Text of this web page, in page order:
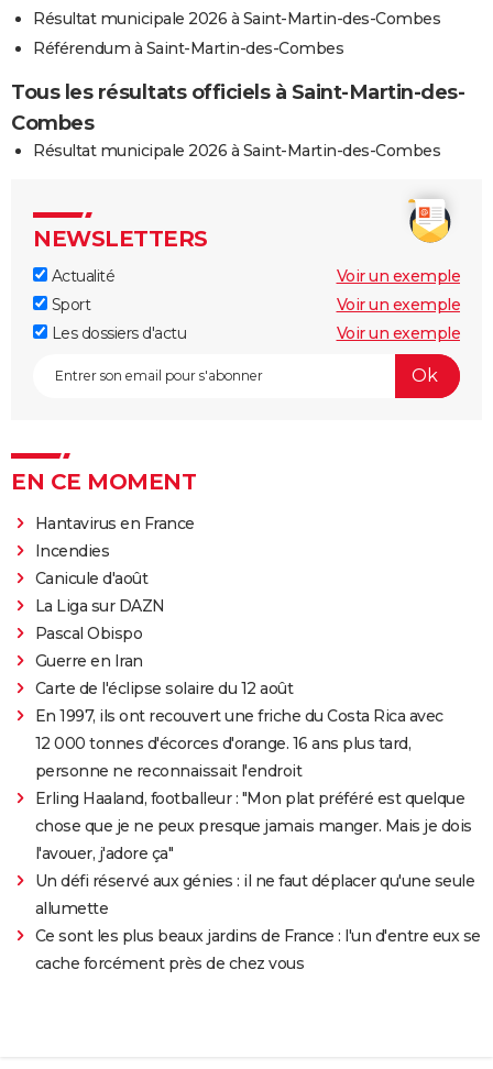
Résultat municipale 2026 à Saint-Martin-des-Combes
Référendum à Saint-Martin-des-Combes
Tous les résultats officiels à Saint-Martin-des-
Combes
Résultat municipale 2026 à Saint-Martin-des-Combes
NEWSLETTERS
Actualité
Voir un exemple
Sport
Voir un exemple
Les dossiers d'actu
Voir un exemple
EN CE MOMENT
Hantavirus en France
Incendies
Canicule d'août
La Liga sur DAZN
Pascal Obispo
Guerre en Iran
Carte de l'éclipse solaire du 12 août
En 1997, ils ont recouvert une friche du Costa Rica avec
12 000 tonnes d'écorces d'orange. 16 ans plus tard,
personne ne reconnaissait l'endroit
Erling Haaland, footballeur : "Mon plat préféré est quelque
chose que je ne peux presque jamais manger. Mais je dois
l'avouer, j'adore ça"
Un défi réservé aux génies : il ne faut déplacer qu'une seule
allumette
Ce sont les plus beaux jardins de France : l'un d'entre eux se
cache forcément près de chez vous